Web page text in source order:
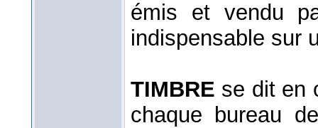
émis et vendu
indispensable sur
TIMBRE se dit en
chaque bureau